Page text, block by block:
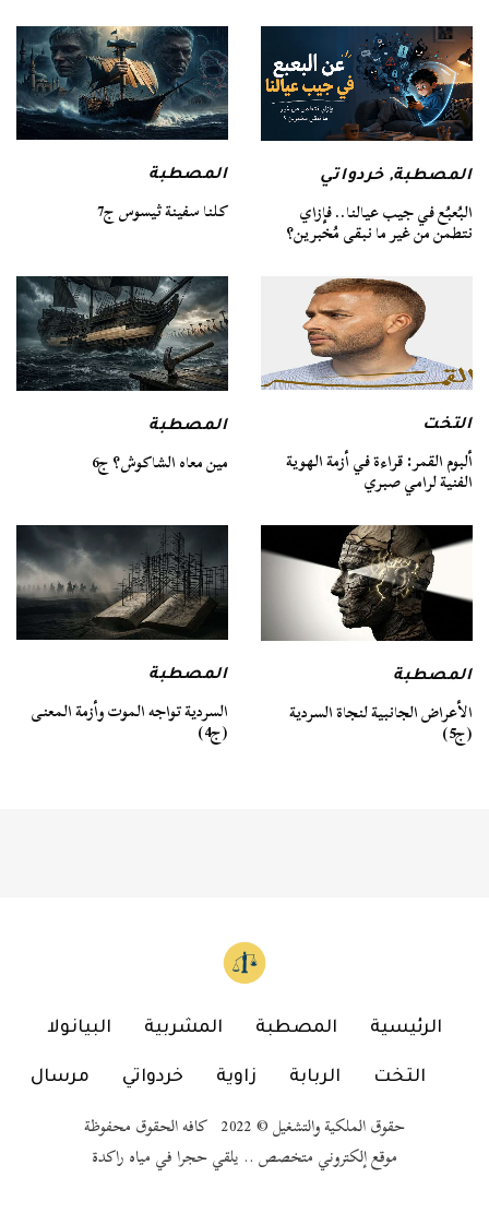
المصطبة,خردواتي
البُعبُع في جيب عيالنا.. فإزاي
نتطمن من غير ما نبقى مُخبرين؟
المصطبة
كلنا سفينة ثيسوس ج7
التخت
ألبوم القمر: قراءة في أزمة الهوية
الفنية لرامي صبري
المصطبة
مين معاه الشاكوش؟ ج6
المصطبة
الأعراض الجانبية لنجاة السردية
(ج5)
المصطبة
السردية تواجه الموت وأزمة المعنى
(ج4)
الرئيسية المصطبة المشربية البيانولا
التخت الربابة زاوية خردواتي مرسال
حقوق الملكية والتشغيل © 2022 كافه الحقوق محفوظة
موقع إلكتروني متخصص .. يلقي حجرا في مياه راكدة